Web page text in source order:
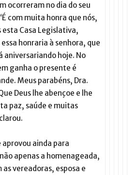
ocorreram no dia do seu
com muita honra que nós,
esta Casa Legislativa,
honraria à senhora, que
aniversariando hoje. No
ganha o presente é
Meus parabéns, Dra.
Deus lhe abençoe e lhe
paz, saúde e muitas
aprovou ainda para
apenas a homenageada,
vereadoras, esposa e